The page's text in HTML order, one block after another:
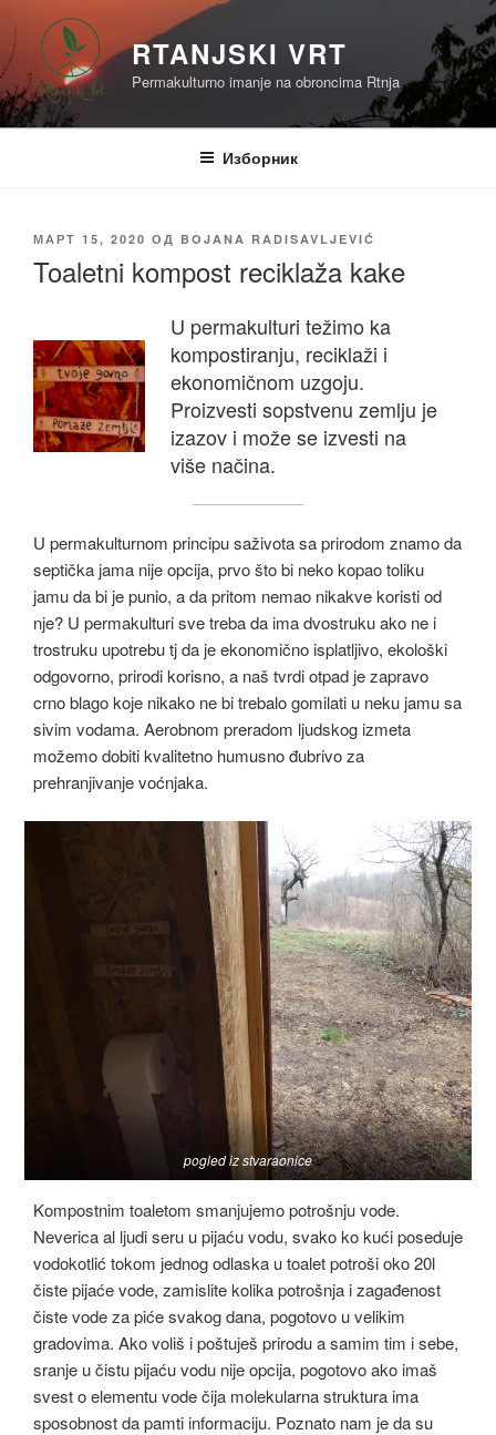
садржај
RTANJSKI VRT
Permakulturno imanje na obroncima Rtnja
Изборник
ОБЈАВЉЕНО
МАРТ 15, 2020 ОД BOJANA RADISAVLJEVIĆ
Toaletni kompost reciklaža kake
U permakulturi težimo ka
kompostiranju, reciklaži i
ekonomičnom uzgoju.
Proizvesti sopstvenu zemlju je
izazov i može se izvesti na
više načina.
U permakulturnom principu saživota sa prirodom znamo da
septička jama nije opcija, prvo što bi neko kopao toliku
jamu da bi je punio, a da pritom nemao nikakve koristi od
nje? U permakulturi sve treba da ima dvostruku ako ne i
trostruku upotrebu tj da je ekonomično isplatljivo, ekološki
odgovorno, prirodi korisno, a naš tvrdi otpad je zapravo
crno blago koje nikako ne bi trebalo gomilati u neku jamu sa
sivim vodama. Aerobnom preradom ljudskog izmeta
možemo dobiti kvalitetno humusno đubrivo za
prehranjivanje voćnjaka.
pogled iz stvaraonice
Kompostnim toaletom smanjujemo potrošnju vode.
Neverica al ljudi seru u pijaću vodu, svako ko kući poseduje
vodokotlić tokom jednog odlaska u toalet potroši oko 20l
čiste pijaće vode, zamislite kolika potrošnja i zagađenost
čiste vode za piće svakog dana, pogotovo u velikim
gradovima. Ako voliš i poštuješ prirodu a samim tim i sebe,
sranje u čistu pijaću vodu nije opcija, pogotovo ako imaš
svest o elementu vode čija molekularna struktura ima
sposobnost da pamti informaciju. Poznato nam je da su